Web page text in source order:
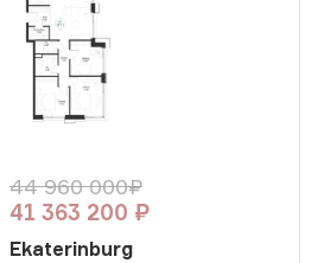
44 960 000₽
41 363 200 ₽
Ekaterinburg